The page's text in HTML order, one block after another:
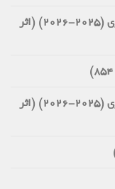
قوانین تکنیکی فدراسیون جهانی شمشیربازی (2025-2026) (اثر
قوانین تکنیکی فدراسیون جهانی شمشیربازی (2025-2026) (اثر